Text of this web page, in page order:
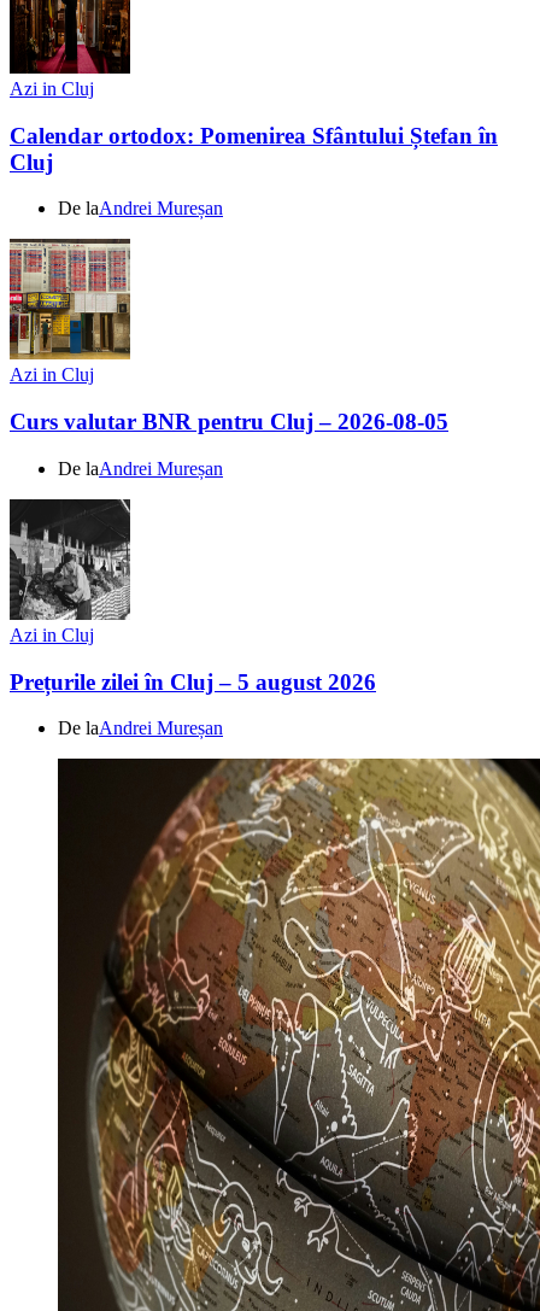
Azi in Cluj
Calendar ortodox: Pomenirea Sfântului Ștefan în
Cluj
De laAndrei Mureșan
Azi in Cluj
Curs valutar BNR pentru Cluj – 2026-08-05
De laAndrei Mureșan
Azi in Cluj
Prețurile zilei în Cluj – 5 august 2026
De laAndrei Mureșan